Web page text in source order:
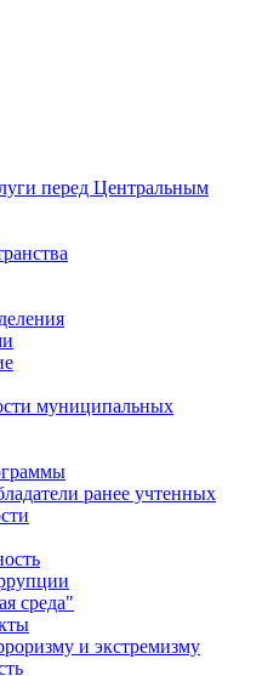
перед Центральным
муниципальных
ранее учтенных
среда"
и экстремизму